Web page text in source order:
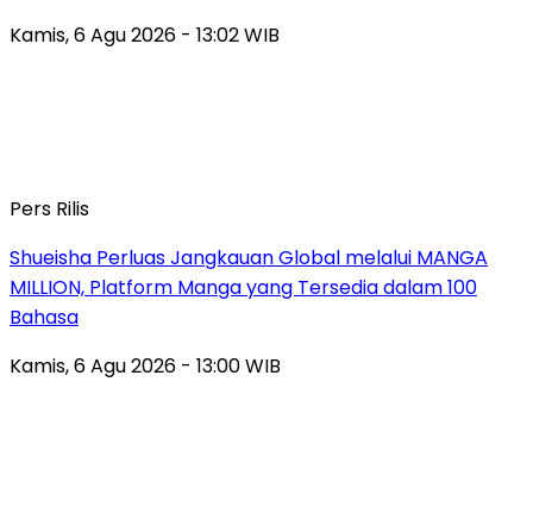
Kamis, 6 Agu 2026 - 13:02 WIB
Pers Rilis
Shueisha Perluas Jangkauan Global melalui MANGA
MILLION, Platform Manga yang Tersedia dalam 100
Bahasa
Kamis, 6 Agu 2026 - 13:00 WIB